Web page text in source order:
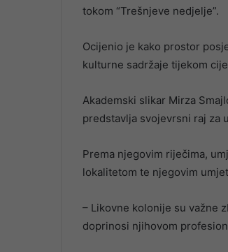
tokom “Trešnjeve nedjelje”.
Ocijenio je kako prostor
kulturne sadržaje tijekom
Akademski slikar Mirza
predstavlja svojevrsni raj za
Prema njegovim riječima,
lokalitetom te njegovim
– Likovne kolonije su važne
doprinosi njihovom